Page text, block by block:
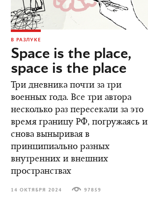
В РАЗЛУКЕ
Space is the place,
space is the place
Три дневника почти за три
военных года. Все три автора
несколько раз пересекали за это
время границу РФ, погружаясь и
снова выныривая в
принципиально разных
внутренних и внешних
пространствах
14 ОКТЯБРЯ 2024 97859